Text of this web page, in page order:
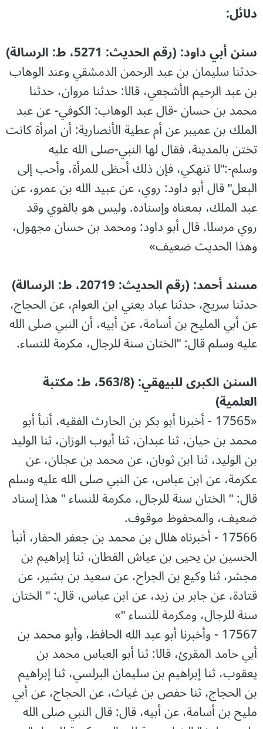
دلائل:
سنن أبي داود: (رقم الحديث: 5271، ط: الرسالة)
حدثنا سليمان بن عبد الرحمن الدمشقي وعند الوهاب
بن عبد الرحيم الأشجعي، قالا: حدثنا مروان، حدثنا
محمد بن حسان -قال عبد الوهاب: الكوفي- عن عبد
الملك بن عميبر عن أم عطية الأنصارية: أن امرأة كانت
تختن بالمدينة، فقال لها النبي-صلى الله عليه
وسلم-:"‌لا ‌تنهكي، فإن ذلك أحظى للمرأة، وأحب إلى
البعل" قال أبو داود: روي، عن عبيد الله بن عمرو، عن
عبد الملك، بمعناه وإسناده. وليس هو بالقوي وقد
روي مرسلا. قال أبو داود: ومحمد بن حسان مجهول،
وهذا الحديث ضعيف»
مسند أحمد: (رقم الحديث: 20719، ط: الرسالة)
حدثنا سريج، حدثنا عباد يعني ابن العوام، عن الحجاج،
عن أبي المليح بن أسامة، عن أبيه، أن النبي صلى الله
عليه وسلم قال: "الختان سنة للرجال، مكرمة للنساء.
السنن الكبرى للبيهقي: (563/8، ط: مکتبة
العلمية)
«17565 - أخبرنا أبو بكر بن الحارث الفقيه، أنبأ أبو
محمد بن حيان، ثنا عبدان، ثنا أيوب الوزان، ثنا الوليد
بن الوليد، ثنا ابن ثوبان، عن محمد بن عجلان، عن
عكرمة، عن ابن عباس، عن النبي صلى الله عليه وسلم
قال: " ‌الختان سنة للرجال، ‌مكرمة للنساء " هذا إسناد
ضعيف، والمحفوظ موقوف.
17566 - أخبرناه هلال بن محمد بن جعفر الحفار، أنبأ
الحسين بن يحيى بن عياش القطان، ثنا إبراهيم بن
مجشر، ثنا وكيع بن الجراح، عن سعيد بن بشير، عن
قتادة، عن جابر بن زيد، عن ابن عباس، قال: " الختان
سنة للرجال، ومكرمة للنساء "»
17567 - وأخبرنا أبو عبد الله الحافظ، وأبو محمد بن
أبي حامد المقرئ، قالا: ثنا أبو العباس محمد بن
يعقوب، ثنا إبراهيم بن سليمان البرلسي، ثنا إبراهيم
بن الحجاج، ثنا حفص بن غياث، عن الحجاج، عن أبي
مليح بن أسامة، عن أبيه، قال: قال النبي صلى الله